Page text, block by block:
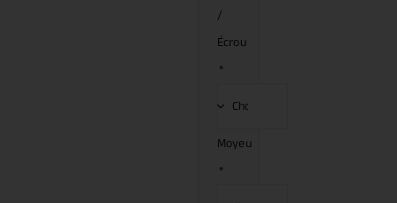
/
Écrou
*
Moyeu
*